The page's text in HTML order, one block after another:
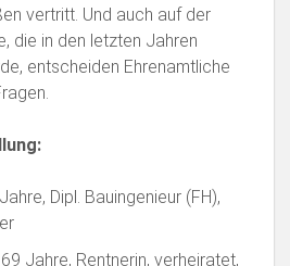
vertritt. Und auch auf der
die in den letzten Jahren
entscheiden Ehrenamtliche
Dipl. Bauingenieur (FH),
Jahre, Rentnerin, verheiratet,